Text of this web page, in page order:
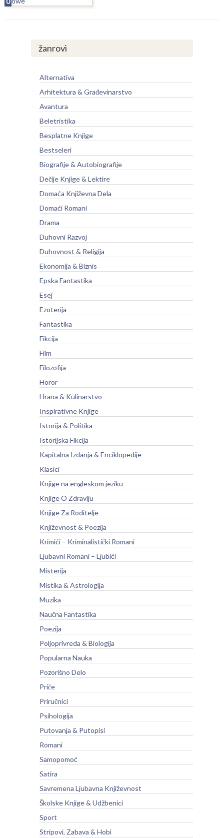
žanrovi
Alternativa
Arhitektura & Građevinarstvo
Avantura
Beletristika
Besplatne Knjige
Bestseleri
Biografije & Autobiografije
Dečije Knjige & Lektire
Domaća Književna Dela
Domaći Romani
Drama
Duhovni Razvoj
Duhovnost & Religija
Ekonomija & Biznis
Epska Fantastika
Esej
Ezoterija
Fantastika
Fikcija
Film
Filozofija
Horor
Hrana & Kulinarstvo
Inspirativne Knjige
Istorija & Politika
Istorijska Fikcija
Kapitalna Izdanja & Enciklopedije
Klasici
Knjige na engleskom jeziku
Knjige O Zdravlju
Knjige Za Roditelje
Književnost & Poezija
Krimići – Kriminalistički Romani
Ljubavni Romani – Ljubići
Misterija
Mistika & Astrologija
Muzika
Naučna Fantastika
Poezija
Poljoprivreda & Biologija
Popularna Nauka
Pozorišno Delo
Priče
Priručnici
Psihologija
Putovanja & Putopisi
Romani
Samopomoć
Satira
Savremena Ljubavna Književnost
Školske Knjige & Udžbenici
Sport
Stripovi, Zabava & Hobi